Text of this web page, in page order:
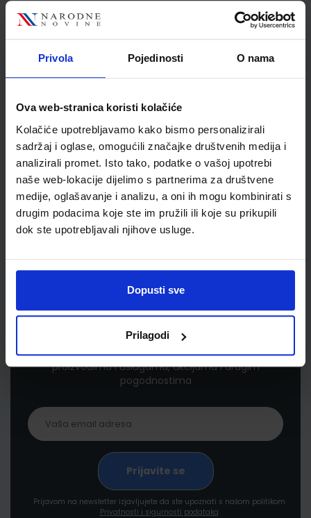
Privola Pojedinosti O nama
Ova web-stranica koristi kolačiće
Kolačiće upotrebljavamo kako bismo personalizirali
sadržaj i oglase, omogućili značajke društvenih medija i
analizirali promet. Isto tako, podatke o vašoj upotrebi
naše web-lokacije dijelimo s partnerima za društvene
medije, oglašavanje i analizu, a oni ih mogu kombinirati s
drugim podacima koje ste im pružili ili koje su prikupili
dok ste upotrebljavali njihove usluge.
Dopusti sve
Prilagodi
poboljšava upijanje tinte; FSC certifikat - papir iz
certificiranog održivog šumarstva
Detalji proizvoda
Šifra proizvoda
599748
Jedinična mjera
kom
Newsletter prijava
Prijavite se kako bi primali informacije o novim
proizvodima i uslugama, akcijama i drugim
pogodnostima
Prijavom na newsletter izjavljujete da ste upoznati s našom politikom
Privatnosti i sigurnosti podataka